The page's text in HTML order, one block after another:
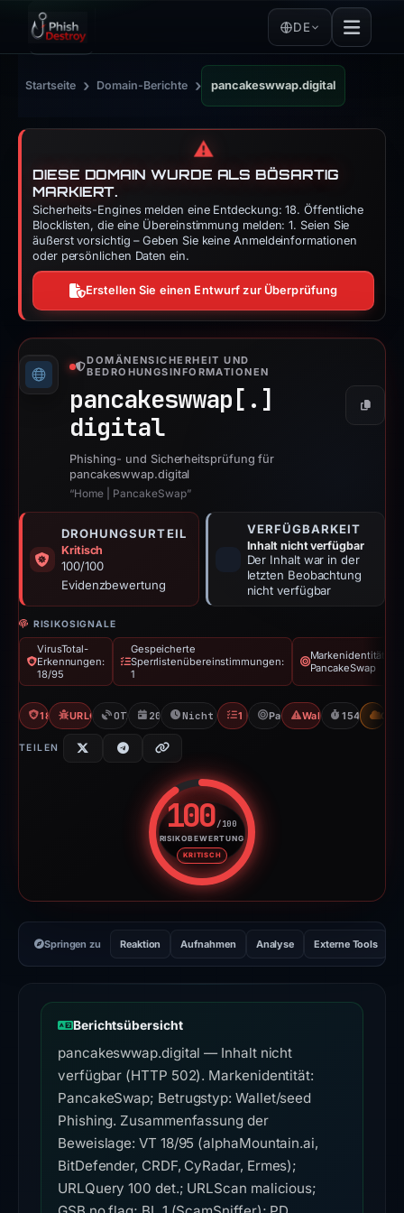
DE
Startseite › Domain-Berichte › pancakeswwap.digital
⚠️
DIESE DOMAIN WURDE ALS BÖSARTIG
MARKIERT.
Sicherheits-Engines melden eine Entdeckung: 18. Öffentliche
Blocklisten, die eine Übereinstimmung melden: 1. Seien Sie
äußerst vorsichtig – Geben Sie keine Anmeldeinformationen
oder persönlichen Daten ein.
Erstellen Sie einen Entwurf zur Überprüfung
DOMÄNENSICHERHEIT UND
BEDROHUNGSINFORMATIONEN
pancakeswwap[.]
digital
Phishing- und Sicherheitsprüfung für
pancakeswwap.digital
“Home | PancakeSwap”
DROHUNGSURTEIL
Kritisch
100/100
Evidenzbewertung
VERFÜGBARKEIT
Inhalt nicht verfügbar
Der Inhalt war in der
letzten Beobachtung
nicht verfügbar
RISIKOSIGNALE
VirusTotal-
Erkennungen:
18/95
Gespeicherte
Sperrlistenübereinstimmungen:
1
Markenidentität:
PancakeSwap
18/95 VTURLQuery: 100 detections
OTX: 15 refs
20.11.2025Nicht verfügbar seit 23.04.2026
1 BlocklistPancakeSwap
Wallet/Seed154d toCDN
TEILEN
100/100
RISIKOBEWERTUNG
KRITISCH
Risikobewertung: 100 von
Springen zu Reaktion Aufnahmen Analyse Externe Tools
Berichtsübersicht
pancakeswwap.digital — Inhalt nicht
verfügbar (HTTP 502). Markenidentität:
PancakeSwap; Betrugstyp: Wallet/seed
Phishing. Zusammenfassung der
Beweislage: VT 18/95 (alphaMountain.ai,
BitDefender, CRDF, CyRadar, Ermes);
URLQuery 100 det.; URLScan malicious;